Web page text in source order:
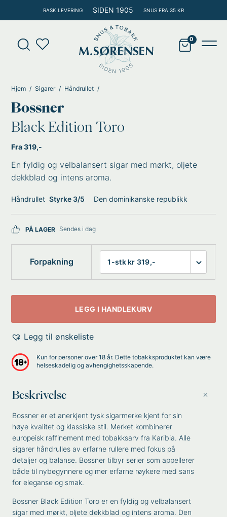
rett
innholdet
RASK LEVERING SIDEN 1905 SNUS FRA 35 KR
Products
search
Hjem Sigarer Håndrullet
Bossner
Black Edition Toro
Fra 319,-
En fyldig og velbalansert sigar med mørkt, oljete
dekkblad og intens aroma.
Håndrullet Styrke 3/5 Den dominikanske republikk
PÅ LAGER Sendes i dag
Forpakning
LEGG I HANDLEKURV
Legg til ønskeliste
Kun for personer over 18 år. Dette tobakksproduktet kan være
helseskadelig og avhengighetsskapende.
Beskrivelse
Bossner er et anerkjent tysk sigarmerke kjent for sin
høye kvalitet og klassiske stil. Merket kombinerer
europeisk raffinement med tobakksarv fra Karibia. Alle
sigarer håndrulles av erfarne rullere med fokus på
detaljer og balanse. Bossner tilbyr serier som appellerer
både til nybegynnere og mer erfarne røykere med sans
for eleganse og smak.
Bossner Black Edition Toro er en fyldig og velbalansert
sigar med mørkt, oljete dekkblad og intens aroma. Den